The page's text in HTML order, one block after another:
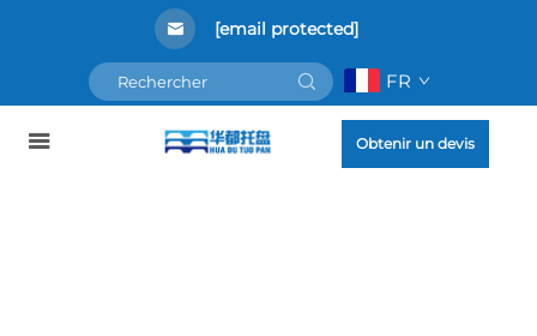
[email protected]
FR
Obtenir un devis